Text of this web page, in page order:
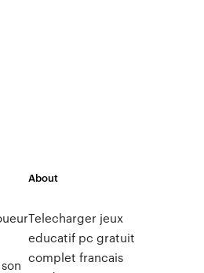
About
Telecharger jeux
educatif pc gratuit
complet francais